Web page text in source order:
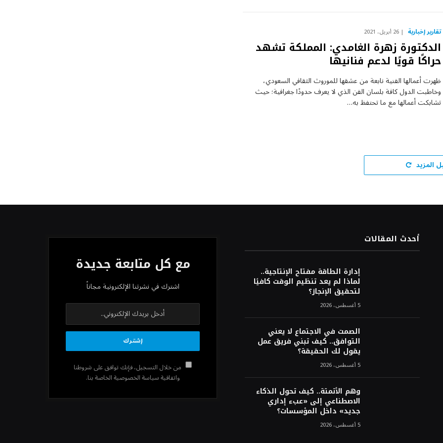
تقارير إخبارية 26 أبريل، 2021
الدكتورة زهرة الغامدي: المملكة تشهد
حراكًا قويًا لدعم فنانيها
ظهرت أعمالها الفنية نابعة من عشقها للموروث الثقافي السعودي،
وخاطبت الدول كافة بلسان الفن الذي لا يعرف حدودًا جغرافية؛ حيث
تشابكت أعمالها مع ما تحتفظ به…
المزيد
أحدث المقالات
إدارة الطاقة مفتاح الإنتاجية..
لماذا لم يعد تنظيم الوقت كافيًا
لتحقيق الإنجاز؟
5 أغسطس، 2026
الصمت في الاجتماع لا يعني
التوافق.. كيف تبني فريق عمل
يقول لك الحقيقة؟
5 أغسطس، 2026
وهم الأتمتة.. كيف تحول الذكاء
الاصطناعي إلى «عبء إداري
جديد» داخل المؤسسات؟
5 أغسطس، 2026
مع كل متابعة جديدة
اشترك في نشرتنا الإلكترونية مجاناً
من خلال التسجيل، فإنك توافق على شروطنا
واتفاقية سياسة الخصوصية الخاصة بنا.